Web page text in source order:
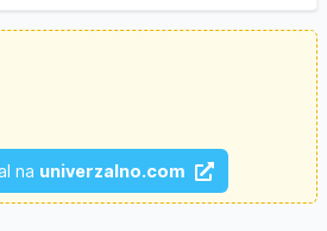
na univerzalno.com